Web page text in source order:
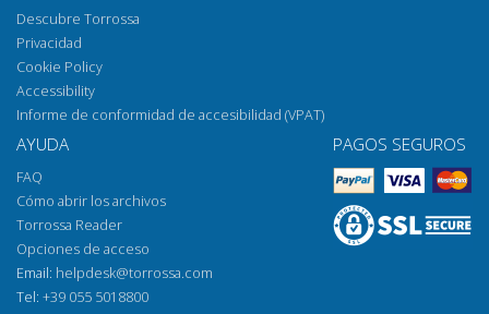
Descubre Torrossa
Privacidad
Cookie Policy
Accessibility
Informe de conformidad de accesibilidad (VPAT)
AYUDA
FAQ
Cómo abrir los archivos
Torrossa Reader
Opciones de acceso
Email: helpdesk@torrossa.com
Tel: +39 055 5018800
PAGOS SEGUROS